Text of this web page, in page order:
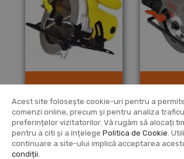
Acest site folosește cookie-uri pentru a
comenzi online, precum și pentru analiza
preferințelor vizitatorilor. Vă rugăm să alocați
pentru a citi și a înțelege Politica de Cookie .
continuare a site-ului implică acceptarea
condiții.
SAW (Type 1)
Vezi produsul Vezi